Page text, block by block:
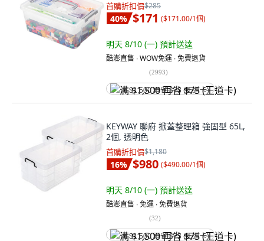
首購折扣價$285
40% $171 ($171.00/1個)
明天 8/10 (一) 預計送達
酷澎直售 ∙ WOW免運 ∙ 免費退貨
(2993)
满 $1,500 再省 $75 (王道卡)
KEYWAY 聯府 掀蓋整理箱 強固型 65L,
2個, 透明色
首購折扣價$1,180
16% $980 ($490.00/1個)
明天 8/10 (一) 預計送達
酷澎直售 ∙ 免運 ∙ 免費退貨
(32)
满 $1,500 再省 $75 (王道卡)